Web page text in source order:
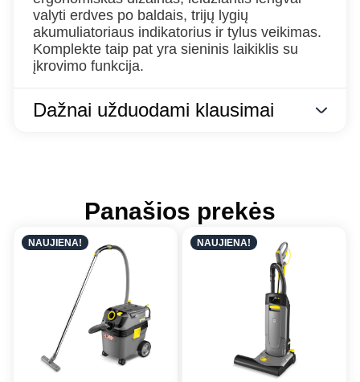
valyti erdves po baldais, trijų lygių
akumuliatoriaus indikatorius ir tylus veikimas.
Komplekte taip pat yra sieninis laikiklis su
įkrovimo funkcija.
Dažnai užduodami klausimai
Panašios prekės
NAUJIENA! NAUJIENA!